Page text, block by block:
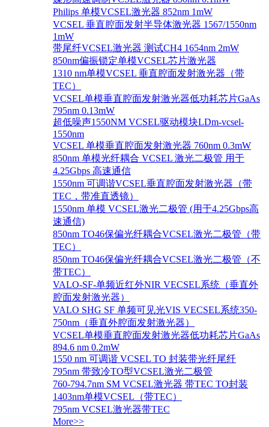
Philips 单模VCSEL激光器 852nm 1mW
VCSEL 垂直腔面发射半导体激光器 1567/1550nm
1mW
带尾纤VCSEL激光器 测试CH4 1654nm 2mW
850nm偏振锁定单模VCSEL芯片激光器
1310 nm单模VCSEL 垂直腔面发射激光器（带
TEC）
VCSEL单模垂直腔面发射激光器低功耗芯片GaAs
795nm 0.13mW
超低噪声1550NM VCSEL驱动模块LDm-vcsel-
1550nm
VCSEL 单模垂直腔面发射激光器 760nm 0.3mW
850nm 单模光纤耦合 VCSEL 激光二极管 用于
4.25Gbps 高速通信
1550nm 可调谐VCSEL垂直腔面发射激光器（带
TEC，带准直透镜）
1550nm 单模 VCSEL激光二极管 (用于4.25Gbps高
速通信)
850nm TO46保偏光纤耦合VCSEL激光二极管（带
TEC）
850nm TO46保偏光纤耦合VCSEL激光二极管（不
带TEC）
VALO-SF-单频近红外NIR VECSEL系统（垂直外
腔面发射激光器）
VALO SHG SF 单频可见光VIS VECSEL系统350-
750nm（垂直外腔面发射激光器）
VCSEL单模垂直腔面发射激光器低功耗芯片GaAs
894.6 nm 0.2mW
1550 nm 可调谐 VCSEL TO 封装带光纤尾纤
795nm 带致冷TO型VCSEL激光二极管
760-794.7nm SM VCSEL激光器 带TEC TO封装
1403nm单模VCSEL（带TEC）
795nm VCSEL激光器带TEC
More>>